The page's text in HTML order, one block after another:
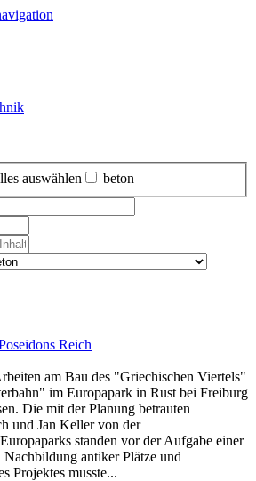
auswählen
beton
Reich
am Bau des "Griechischen Viertels"
im Europapark in Rust bei Freiburg
Die mit der Planung betrauten
und Jan Keller von der
standen vor der Aufgabe einer
antiker Plätze und
Projektes musste...